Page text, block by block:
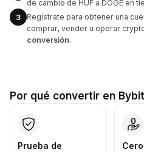
de cambio de HUF a DOGE en
3
Regístrate para obtener una
comprar, vender u operar
conversión.
Por qué convertir en Bybit
Prueba de